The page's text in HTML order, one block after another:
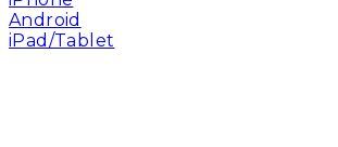
Android
iPad/Tablet